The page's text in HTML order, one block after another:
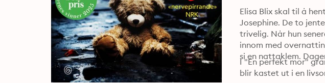
Elisa Blix skal til å
Josephine. De to
trivelig. Når hun
innom med
si en nattaklem.
I "En perfekt mor"
blir kastet ut i en